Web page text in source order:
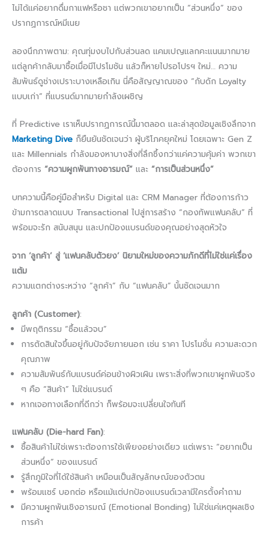
ไม่ได้แค่อยากดื่มกาแฟหรือชา แต่พวกเขาอยากเป็น “ส่วนหนึ่ง” ของ
ปรากฏการณ์หมีเนย
ลองนึกภาพตาม: คุณทุ่มงบไปกับส่วนลด แคมเปญแลกคะแนนมากมาย
แต่ลูกค้ากลับมาซื้อเมื่อมีโปรโมชัน แล้วก็หายไปรอโปรฯ ใหม่… ความ
สัมพันธ์ดูช่างเปราะบางเหลือเกิน นี่คือสัญญาณของ “กับดัก Loyalty
แบบเก่า” ที่แบรนด์มากมายกำลังเผชิญ
ที่ Predictive เราเห็นปรากฏการณ์นี้มาตลอด และล่าสุดข้อมูลเชิงลึกจาก
Marketing Dive ก็ยืนยันชัดเจนว่า ผู้บริโภคยุคใหม่ โดยเฉพาะ Gen Z
และ Millennials กำลังมองหาบางสิ่งที่ลึกซึ้งกว่าแค่ความคุ้มค่า พวกเขา
ต้องการ “ความผูกพันทางอารมณ์” และ “การเป็นส่วนหนึ่ง”
บทความนี้คือคู่มือสำหรับ Digital และ CRM Manager ที่ต้องการก้าว
ข้ามการตลาดแบบ Transactional ไปสู่การสร้าง “กองทัพแฟนคลับ” ที่
พร้อมจะรัก สนับสนุน และปกป้องแบรนด์ของคุณอย่างสุดหัวใจ
จาก ‘ลูกค้า’ สู่ ‘แฟนคลับตัวยง’ นิยามใหม่ของความภักดีที่ไม่ใช่แค่เรื่อง
แต้ม
ความแตกต่างระหว่าง “ลูกค้า” กับ “แฟนคลับ” นั้นชัดเจนมาก
ลูกค้า (Customer):
มีพฤติกรรม “ซื้อแล้วจบ”
การตัดสินใจขึ้นอยู่กับปัจจัยภายนอก เช่น ราคา โปรโมชั่น ความสะดวก
คุณภาพ
ความสัมพันธ์กับแบรนด์ค่อนข้างผิวเผิน เพราะสิ่งที่พวกเขาผูกพันจริง
ๆ คือ “สินค้า” ไม่ใช่แบรนด์
หากเจอทางเลือกที่ดีกว่า ก็พร้อมจะเปลี่ยนใจทันที
แฟนคลับ (Die-hard Fan):
ซื้อสินค้าไม่ใช่เพราะต้องการใช้เพียงอย่างเดียว แต่เพราะ “อยากเป็น
ส่วนหนึ่ง” ของแบรนด์
รู้สึกภูมิใจที่ได้ใช้สินค้า เหมือนเป็นสัญลักษณ์ของตัวตน
พร้อมแชร์ บอกต่อ หรือแม้แต่ปกป้องแบรนด์เวลามีใครตั้งคำถาม
มีความผูกพันเชิงอารมณ์ (Emotional Bonding) ไม่ใช่แค่เหตุผลเชิง
การค้า